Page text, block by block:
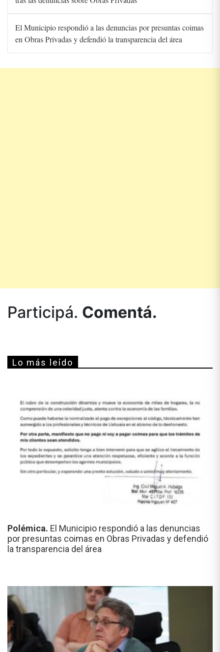
El Municipio respondió a las denuncias por presuntas coimas
en Obras Privadas y defendió la transparencia del área
Participá. Comentá.
Lo más leído
Polémica. El Municipio respondió a las denuncias
por presuntas coimas en Obras Privadas y defendió
la transparencia del área